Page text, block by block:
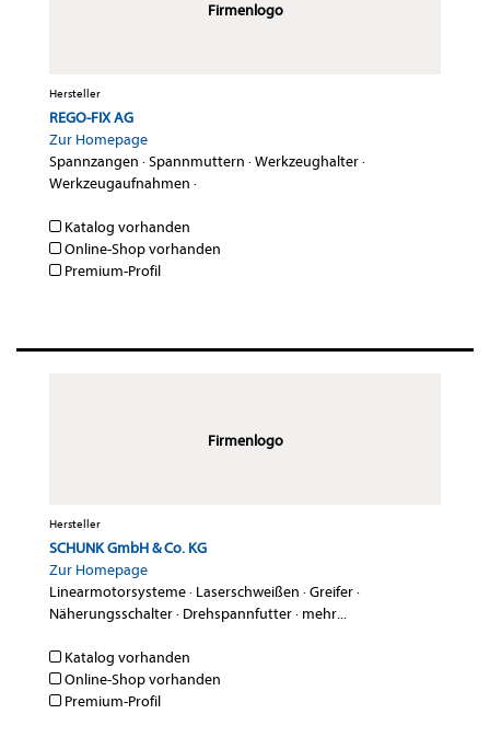
Firmenlogo
Hersteller
REGO-FIX AG
Zur Homepage
Spannzangen ·Spannmuttern ·Werkzeughalter·
Werkzeugaufnahmen ·
Katalog vorhanden
Online-Shop vorhanden
Premium-Profil
Firmenlogo
Hersteller
SCHUNK GmbH & Co. KG
Zur Homepage
Linearmotorsysteme· Laserschweißen ·Greifer·
Näherungsschalter· Drehspannfutter· mehr...
Katalog vorhanden
Online-Shop vorhanden
Premium-Profil